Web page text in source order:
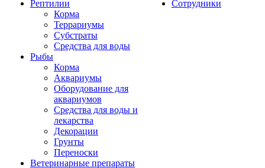
Рептилии
Корма
Террариумы
Субстраты
Средства для воды
Рыбы
Корма
Аквариумы
Оборудование для
аквариумов
Средства для воды и
лекарства
Декорации
Грунты
Переноски
Ветеринарные препараты
Сотрудники